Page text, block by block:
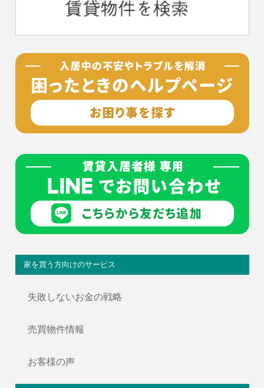
家を買う方向けのサービス
失敗しないお金の戦略
売買物件情報
お客様の声